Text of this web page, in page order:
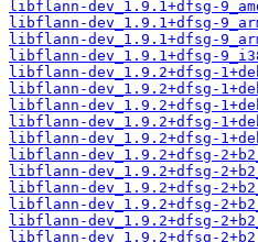
libflann-dev_1.9.1+dfsg-
libflann-dev_1.9.1+dfsg-
libflann-dev_1.9.1+dfsg-
libflann-dev_1.9.1+dfsg-
libflann-dev_1.9.2+dfsg-
libflann-dev_1.9.2+dfsg-
libflann-dev_1.9.2+dfsg-
libflann-dev_1.9.2+dfsg-
libflann-dev_1.9.2+dfsg-
libflann-dev_1.9.2+dfsg-
libflann-dev_1.9.2+dfsg-
libflann-dev_1.9.2+dfsg-
libflann-dev_1.9.2+dfsg-
libflann-dev_1.9.2+dfsg-
libflann-dev_1.9.2+dfsg-